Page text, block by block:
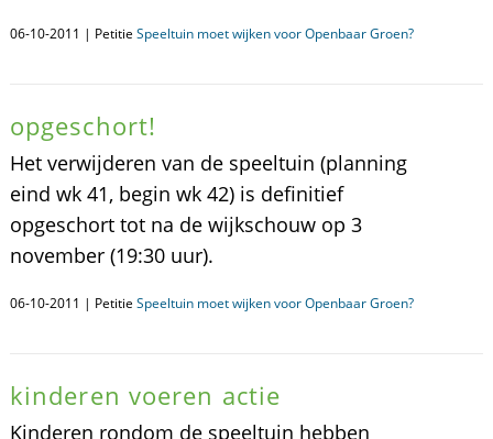
06-10-2011 | Petitie Speeltuin moet wijken voor Openbaar Groen?
opgeschort!
Het verwijderen van de speeltuin (planning
eind wk 41, begin wk 42) is definitief
opgeschort tot na de wijkschouw op 3
november (19:30 uur).
06-10-2011 | Petitie Speeltuin moet wijken voor Openbaar Groen?
kinderen voeren actie
Kinderen rondom de speeltuin hebben